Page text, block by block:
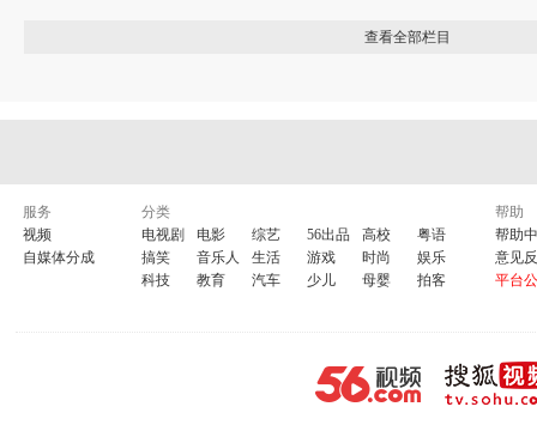
查看全部栏目
服务
视频
自媒体分成
分类
电视剧
电影 综艺 56出品 高校
粤语
搞笑
音乐人 生活 游戏 时尚
娱乐
科技
教育 汽车 少儿 母婴 拍客
帮助
帮助
意见
平台